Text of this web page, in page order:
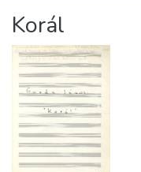
Statistics
About us
Korál